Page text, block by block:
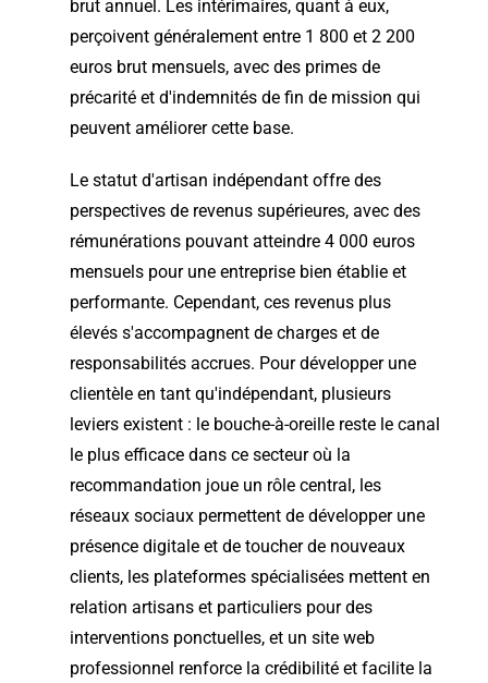
brut annuel. Les intérimaires, quant à eux,
perçoivent généralement entre 1 800 et 2 200
euros brut mensuels, avec des primes de
précarité et d'indemnités de fin de mission qui
peuvent améliorer cette base.
Le statut d'artisan indépendant offre des
perspectives de revenus supérieures, avec des
rémunérations pouvant atteindre 4 000 euros
mensuels pour une entreprise bien établie et
performante. Cependant, ces revenus plus
élevés s'accompagnent de charges et de
responsabilités accrues. Pour développer une
clientèle en tant qu'indépendant, plusieurs
leviers existent : le bouche-à-oreille reste le canal
le plus efficace dans ce secteur où la
recommandation joue un rôle central, les
réseaux sociaux permettent de développer une
présence digitale et de toucher de nouveaux
clients, les plateformes spécialisées mettent en
relation artisans et particuliers pour des
interventions ponctuelles, et un site web
professionnel renforce la crédibilité et facilite la